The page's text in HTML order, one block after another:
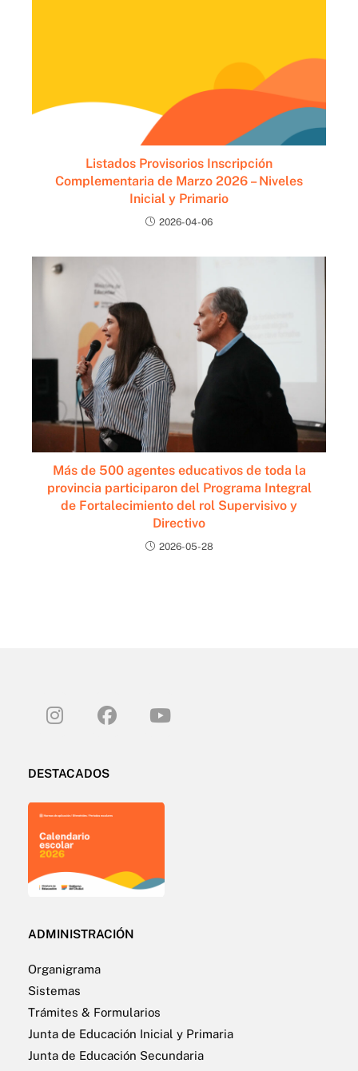
Listados Provisorios Inscripción
Complementaria de Marzo 2026 – Niveles
Inicial y Primario
2026-04-06
Más de 500 agentes educativos de toda la
provincia participaron del Programa Integral
de Fortalecimiento del rol Supervisivo y
Directivo
2026-05-28
DESTACADOS
ADMINISTRACIÓN
Organigrama
Sistemas
Trámites & Formularios
Junta de Educación Inicial y Primaria
Junta de Educación Secundaria